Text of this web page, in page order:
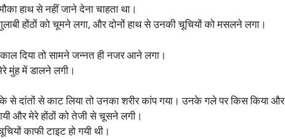
हाथ से नहीं जाने देना चाहता था।
होंठों को चूमने लगा, और दोनों हाथ से उनकी चूचियों को मसलने लगा।
दिया तो सामने जन्नत ही नजर आने लगा।
मुंह में डालने लगी।
दांतों से काट लिया तो उनका शरीर कांप गया। उनके गले पर किस किया और
और मेरे होंठों को तेजी से चूसने लगी।
काफी टाइट हो गयी थी।